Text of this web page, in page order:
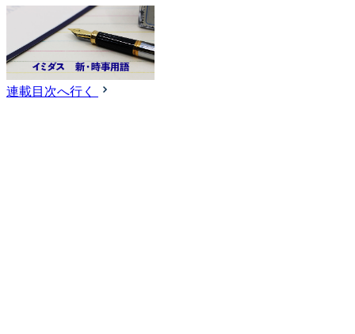
連載目次へ行く